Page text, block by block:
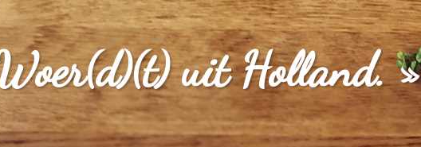
uit Holland. »